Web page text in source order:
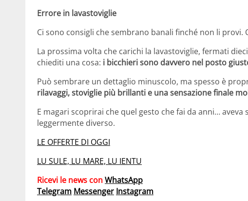
Errore in lavastoviglie
Ci sono consigli che sembrano banali finché non li provi.
La prossima volta che carichi la lavastoviglie, fermati
chiediti una cosa: i bicchieri sono davvero nel posto
Può sembrare un dettaglio minuscolo, ma spesso è
rilavaggi, stoviglie più brillanti e una sensazione finale
E magari scoprirai che quel gesto che fai da anni…
leggermente diverso.
LE OFFERTE DI OGGI
LU SULE, LU MARE, LU IENTU
Ricevi le news conWhatsApp
Telegram Messenger Instagram